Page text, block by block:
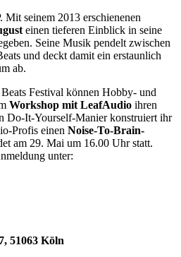
Mit seinem 2013 erschienenen
einen tieferen Einblick in seine
Seine Musik pendelt zwischen
und deckt damit ein erstaunlich
ab.
Festival können Hobby- und
Workshop mit LeafAudio ihren
Do-It-Yourself-Manier konstruiert ihr
Profis einen Noise-To-Brain-
am 29. Mai um 16.00 Uhr statt.
unter:
51063 Köln